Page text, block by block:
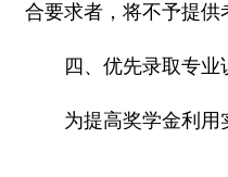
合要求者，将不予提供
四、优先录取专业
为提高奖学金利